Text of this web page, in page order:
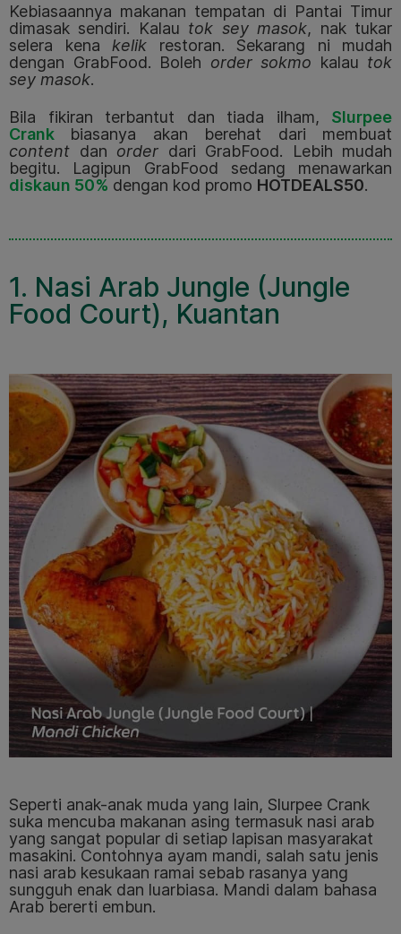
Kebiasaannya makanan tempatan di Pantai Timur
dimasak sendiri. Kalau tok sey masok, nak tukar
selera kena kelik restoran. Sekarang ni mudah
dengan GrabFood. Boleh order sokmo kalau tok
sey masok.
Bila fikiran terbantut dan tiada ilham, Slurpee
Crank
biasanya akan berehat dari membuat
content dan order dari GrabFood. Lebih mudah
begitu. Lagipun GrabFood sedang menawarkan
diskaun 50% dengan kod promo HOTDEALS50.
1. Nasi Arab Jungle (Jungle
Food Court), Kuantan
Seperti anak-anak muda yang lain, Slurpee Crank
suka mencuba makanan asing termasuk nasi arab
yang sangat popular di setiap lapisan masyarakat
masakini. Contohnya ayam mandi, salah satu jenis
nasi arab kesukaan ramai sebab rasanya yang
sungguh enak dan luarbiasa. Mandi dalam bahasa
Arab bererti embun.